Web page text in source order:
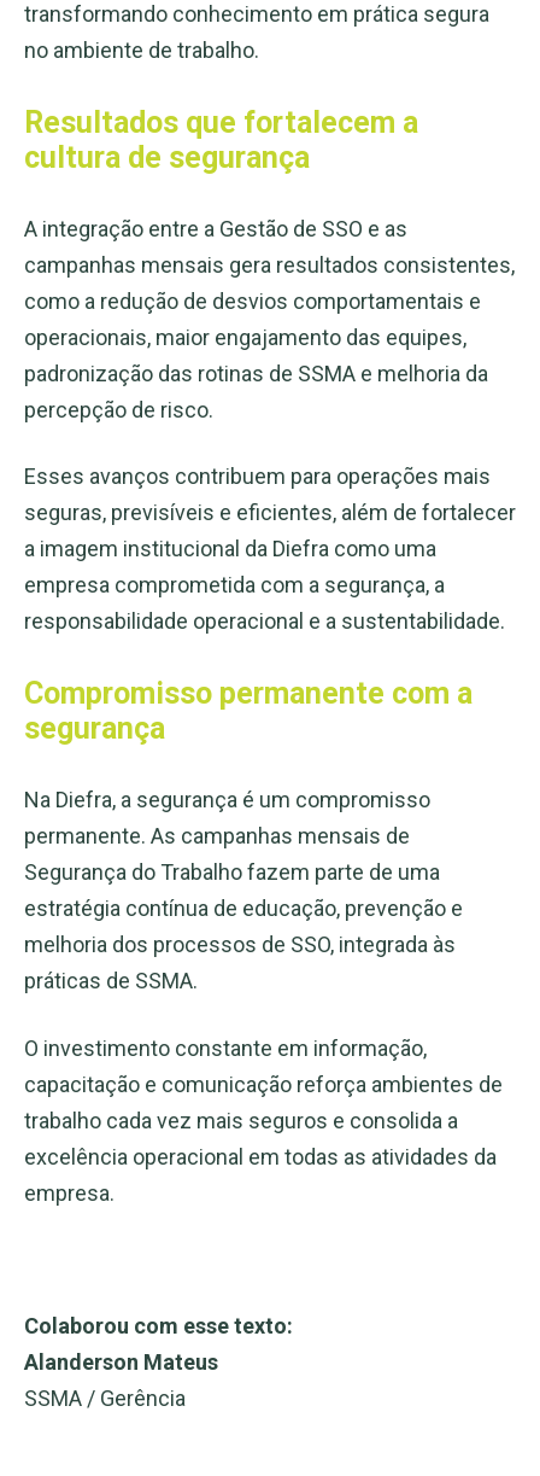
transformando conhecimento em prática segura
no ambiente de trabalho.
Resultados que fortalecem a
cultura de segurança
A integração entre a Gestão de SSO e as
campanhas mensais gera resultados consistentes,
como a redução de desvios comportamentais e
operacionais, maior engajamento das equipes,
padronização das rotinas de SSMA e melhoria da
percepção de risco.
Esses avanços contribuem para operações mais
seguras, previsíveis e eficientes, além de fortalecer
a imagem institucional da Diefra como uma
empresa comprometida com a segurança, a
responsabilidade operacional e a sustentabilidade.
Compromisso permanente com a
segurança
Na Diefra, a segurança é um compromisso
permanente. As campanhas mensais de
Segurança do Trabalho fazem parte de uma
estratégia contínua de educação, prevenção e
melhoria dos processos de SSO, integrada às
práticas de SSMA.
O investimento constante em informação,
capacitação e comunicação reforça ambientes de
trabalho cada vez mais seguros e consolida a
excelência operacional em todas as atividades da
empresa.
Colaborou com esse texto:
Alanderson Mateus
SSMA / Gerência